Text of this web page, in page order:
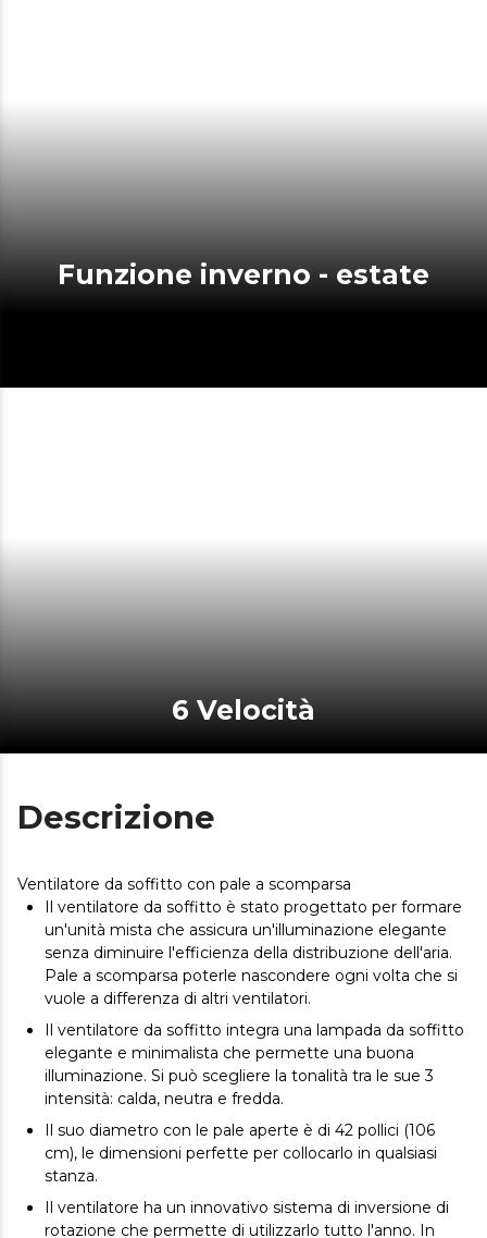
Funzione inverno - estate
6 Velocità
Descrizione
Ventilatore da soffitto con pale a scomparsa
Il ventilatore da soffitto è stato progettato per formare
un'unità mista che assicura un'illuminazione elegante
senza diminuire l'efficienza della distribuzione dell'aria.
Pale a scomparsa poterle nascondere ogni volta che si
vuole a differenza di altri ventilatori.
Il ventilatore da soffitto integra una lampada da soffitto
elegante e minimalista che permette una buona
illuminazione. Si può scegliere la tonalità tra le sue 3
intensità: calda, neutra e fredda.
Il suo diametro con le pale aperte è di 42 pollici (106
cm), le dimensioni perfette per collocarlo in qualsiasi
stanza.
Il ventilatore ha un innovativo sistema di inversione di
rotazione che permette di utilizzarlo tutto l'anno. In